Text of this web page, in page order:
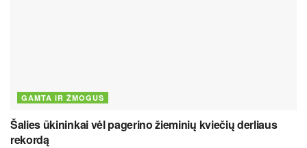
GAMTA IR ŽMOGUS
Šalies ūkininkai vėl pagerino žieminių kviečių derliaus
rekordą